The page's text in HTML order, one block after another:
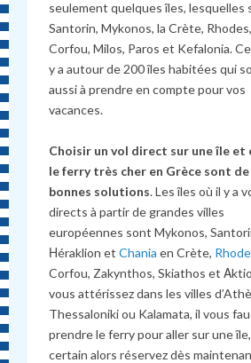
seulement quelques îles, lesquelles
Santorin, Mykonos, la Crète, Rhodes,
Corfou, Milos, Paros et Kefalonia.
y a autour de 200 îles habitées qui
aussi à prendre en compte pour vos
vacances.
Choisir un vol direct sur une île et
le ferry très cher en Grèce sont de
bonnes solutions. Les îles où il y a
directs à partir de grandes villes
européennes sont Mykonos,
Ηéraklion etChania en Crète,
Corfou, Zakynthos, Skiathos et
vous attérissez dans les villes
Thessaloniki ou Kalamata, il vous
prendre le ferry pour aller sur une île,
certain alors réservez dès